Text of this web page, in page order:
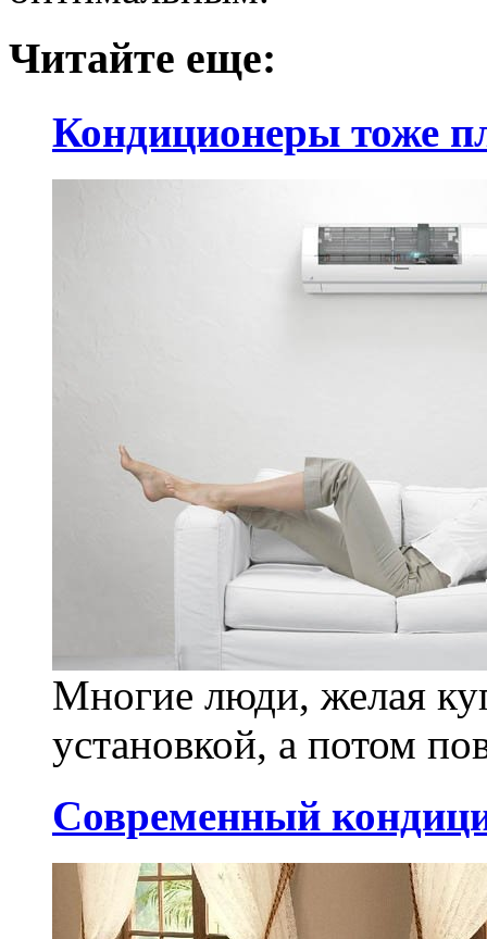
Читайте еще:
Кондиционеры тоже
Многие люди, желая
установкой, а потом
Современный